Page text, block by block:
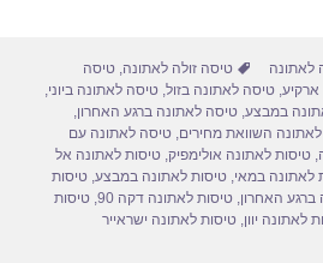
e
לאתונה תגיות
טיסה זולה לאתונה,טיסה
,טיסה לאתונה בזול,טיסה לאתונה ביוני,
במבצע,טיסה לאתונה ברגע האחרון,
השוואת מחירים,טיסה לאתונה עם
,טיסות לאתונה אולימפיק,טיסות לאתונה אל
לאתונה במאי,טיסות לאתונה במבצע,טיסות
ברגע האחרון,טיסות לאתונה דקה 90 ,טיסות
לאתונה יוון,טיסות לאתונה ישראייר